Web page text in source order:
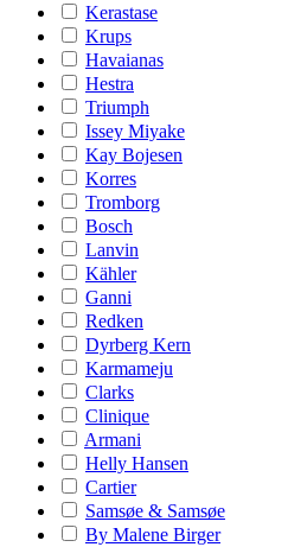
Kerastase
Krups
Havaianas
Hestra
Triumph
Issey Miyake
Kay Bojesen
Korres
Tromborg
Bosch
Lanvin
Kähler
Ganni
Redken
Dyrberg Kern
Karmameju
Clarks
Clinique
Armani
Helly Hansen
Cartier
Samsøe & Samsøe
By Malene Birger